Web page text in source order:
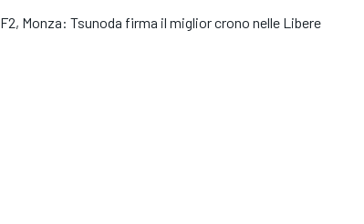
F2, Monza: Tsunoda firma il miglior crono nelle Libere